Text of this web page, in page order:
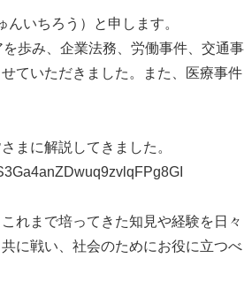
いちろう）と申します。
歩み、企業法務、労働事件、交通事
ていただきました。また、医療事件
まに解説してきました。
れまで培ってきた知見や経験を日々
に戦い、社会のためにお役に立つべ